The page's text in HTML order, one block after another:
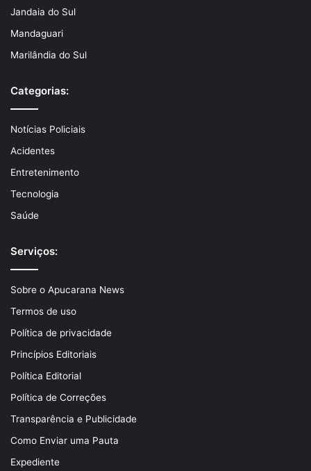
Jandaia do Sul
Mandaguari
Marilândia do Sul
Categorias:
Notícias Policiais
Acidentes
Entretenimento
Tecnologia
Saúde
Serviços:
Sobre o Apucarana News
Termos de uso
Política de privacidade
Princípios Editoriais
Política Editorial
Política de Correções
Transparência e Publicidade
Como Enviar uma Pauta
Expediente